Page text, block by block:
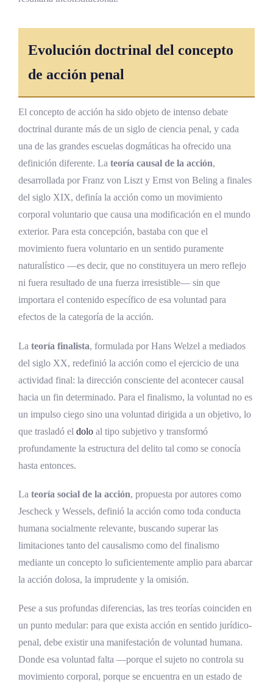
responsabilidad penal en Costa Rica?
imprudencia en un accidente de tránsito?
¿Puede una persona ser condenada por
actos realizados durante el sonambulismo?
¿La fuerza irresistible está regulada
expresamente en el Código Penal
costarricense?
¿Qué diferencia hay entre ausencia de
conducta e inimputabilidad?
Conclusiones
Referencias Bibliográficas
Evolución doctrinal del concepto
de acción penal
El concepto de acción ha sido objeto de intenso debate
doctrinal durante más de un siglo de ciencia penal, y cada
una de las grandes escuelas dogmáticas ha ofrecido una
definición diferente. La teoría causal de la acción,
desarrollada por Franz von Liszt y Ernst von Beling a finales
del siglo XIX, definía la acción como un movimiento
corporal voluntario que causa una modificación en el mundo
exterior. Para esta concepción, bastaba con que el
movimiento fuera voluntario en un sentido puramente
naturalístico —es decir, que no constituyera un mero reflejo
ni fuera resultado de una fuerza irresistible— sin que
importara el contenido específico de esa voluntad para
efectos de la categoría de la acción.
La teoría finalista, formulada por Hans Welzel a mediados
del siglo XX, redefinió la acción como el ejercicio de una
actividad final: la dirección consciente del acontecer causal
hacia un fin determinado. Para el finalismo, la voluntad no es
un impulso ciego sino una voluntad dirigida a un objetivo, lo
que trasladó el dolo al tipo subjetivo y transformó
profundamente la estructura del delito tal como se conocía
hasta entonces.
La teoría social de la acción, propuesta por autores como
Jescheck y Wessels, definió la acción como toda conducta
humana socialmente relevante, buscando superar las
limitaciones tanto del causalismo como del finalismo
mediante un concepto lo suficientemente amplio para abarcar
la acción dolosa, la imprudente y la omisión.
Pese a sus profundas diferencias, las tres teorías coinciden en
un punto medular: para que exista acción en sentido jurídico-
penal, debe existir una manifestación de voluntad humana.
Donde esa voluntad falta —porque el sujeto no controla su
movimiento corporal, porque se encuentra en un estado de